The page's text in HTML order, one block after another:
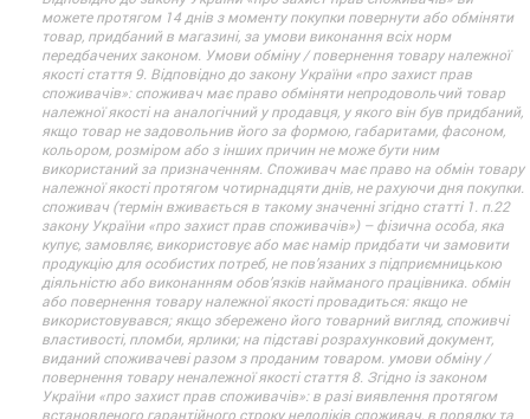
можете протягом 14 днів з моменту покупки повернути або обміняти
товар, придбаний в магазині, за умови виконання всіх норм
передбачених законом. Умови обміну / повернення товару належної
якості стаття 9. Відповідно до закону України «про захист прав
споживачів»: споживач має право обміняти непродовольчий товар
належної якості на аналогічний у продавця, у якого він був придбаний,
якщо товар не задовольнив його за формою, габаритами, фасоном,
кольором, розміром або з інших причин не може бути ним
використаний за призначенням. Споживач має право на обмін товару
належної якості протягом чотирнадцяти днів, не рахуючи дня покупки.
споживач (термін вживається в такому значенні згідно статті 1. п.22
закону України «про захист прав споживачів») – фізична особа, яка
купує, замовляє, використовує або має намір придбати чи замовити
продукцію для особистих потреб, не пов’язаних з підприємницькою
діяльністю або виконанням обов’язків найманого працівника. обмін
або повернення товару належної якості провадиться: якщо не
використовувався; якщо збережено його товарний вигляд, споживчі
властивості, пломби, ярлики; на підставі розрахунковий документ,
виданий споживачеві разом з проданим товаром. умови обміну /
повернення товару неналежної якості стаття 8. Згідно із законом
України «про захист прав споживачів»: в разі виявлення протягом
встановленого гарантійного строку недоліків споживач, в порядку та